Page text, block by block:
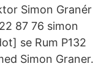
Simon Granér
87 76 simon
se Rum P132
Simon Graner.